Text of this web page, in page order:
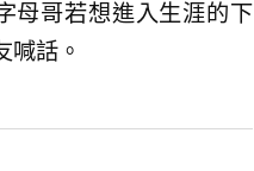
母哥若想進入生涯的下
喊話。